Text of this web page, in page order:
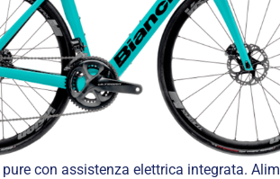
con assistenza elettrica integrata.